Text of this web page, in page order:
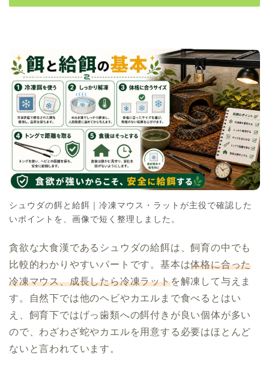
シュウダの餌と給餌｜冷凍マウス・ラットが主役で確認した
いポイントを、画像で短く整理しました。
貪欲な大食漢であるシュウダの給餌は、飼育の中でも
比較的わかりやすいパートです。基本は体格に合った
冷凍マウス、成長したら冷凍ラットを解凍して与えま
す。自然下では他のヘビやカエルまで食べるとはい
え、飼育下ではげっ歯類への餌付きが良い個体が多い
ので、わざわざ蛇やカエルを用意する必要はほとんど
ないと言われています。